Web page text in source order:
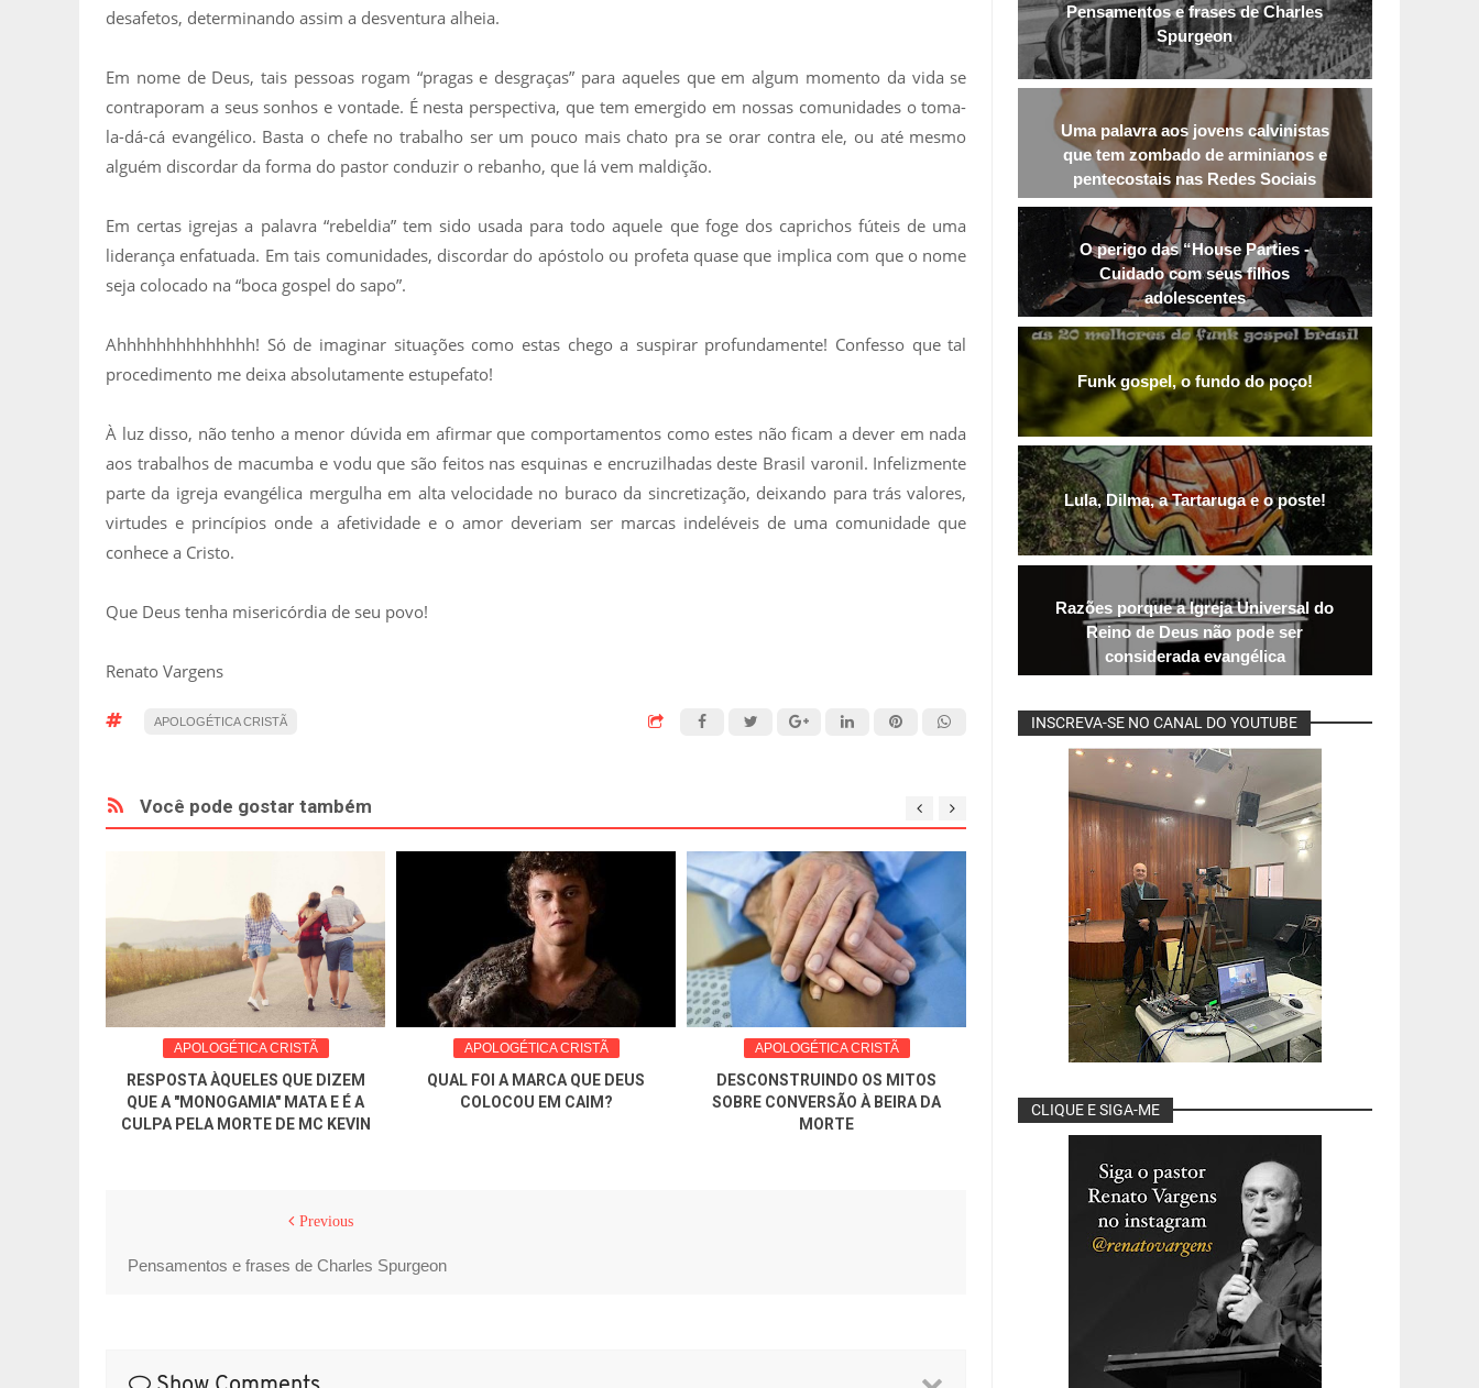
desafetos, determinando assim a desventura alheia.
Em nome de Deus, tais pessoas rogam “pragas e desgraças” para aqueles que em algum momento da vida se
contraporam a seus sonhos e vontade. É nesta perspectiva, que tem emergido em nossas comunidades o toma-
la-dá-cá evangélico. Basta o chefe no trabalho ser um pouco mais chato pra se orar contra ele, ou até mesmo
alguém discordar da forma do pastor conduzir o rebanho, que lá vem maldição.
Em certas igrejas a palavra “rebeldia” tem sido usada para todo aquele que foge dos caprichos fúteis de uma
liderança enfatuada. Em tais comunidades, discordar do apóstolo ou profeta quase que implica com que o nome
seja colocado na “boca gospel do sapo”.
Ahhhhhhhhhhhhhh! Só de imaginar situações como estas chego a suspirar profundamente! Confesso que tal
procedimento me deixa absolutamente estupefato!
À luz disso, não tenho a menor dúvida em afirmar que comportamentos como estes não ficam a dever em nada
aos trabalhos de macumba e vodu que são feitos nas esquinas e encruzilhadas deste Brasil varonil. Infelizmente
parte da igreja evangélica mergulha em alta velocidade no buraco da sincretização, deixando para trás valores,
virtudes e princípios onde a afetividade e o amor deveriam ser marcas indeléveis de uma comunidade que
conhece a Cristo.
Que Deus tenha misericórdia de seu povo!
Renato Vargens
APOLOGÉTICA CRISTÃ
Você pode gostar também
APOLOGÉTICA CRISTÃ
RESPOSTA ÀQUELES QUE DIZEM
QUE A "MONOGAMIA" MATA E É A
CULPA PELA MORTE DE MC KEVIN
APOLOGÉTICA CRISTÃ
QUAL FOI A MARCA QUE DEUS
COLOCOU EM CAIM?
APOLOGÉTICA CRISTÃ
DESCONSTRUINDO OS MITOS
SOBRE CONVERSÃO À BEIRA DA
MORTE
APOLOGÉTICA CRISTÃ
PROGRESSISTAS E O
ANTISSEMITISMO
Previous
Pensamentos e frases de Charles Spurgeon
Pensamentos e frases de Charles
Spurgeon
Uma palavra aos jovens calvinistas
que tem zombado de arminianos e
pentecostais nas Redes Sociais
O perigo das “House Parties -
Cuidado com seus filhos
adolescentes
Funk gospel, o fundo do poço!
Lula, Dilma, a Tartaruga e o poste!
Razões porque a Igreja Universal do
Reino de Deus não pode ser
considerada evangélica
INSCREVA-SE NO CANAL DO YOUTUBE
CLIQUE E SIGA-ME